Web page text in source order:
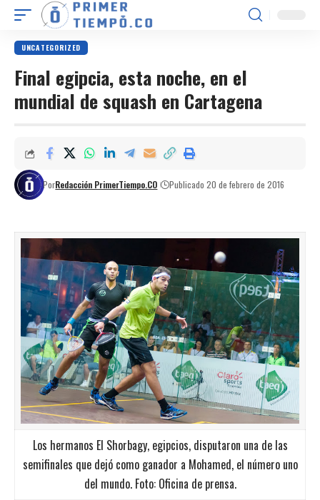
UNCATEGORIZED
Final egipcia, esta noche, en el
mundial de squash en Cartagena
PorRedacción PrimerTiempo.CO Publicado 20 de febrero de 2016
Los hermanos El Shorbagy, egipcios, disputaron una de las
semifinales que dejó como ganador a Mohamed, el número uno
del mundo. Foto: Oficina de prensa.